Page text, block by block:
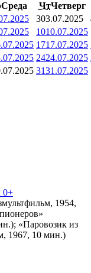
Среда ЧтЧетверг
303.07.2025
1010.07.2025
1717.07.2025
2424.07.2025
3131.07.2025
0+
1954,
«Паровозик из
1967, 10 мин.)